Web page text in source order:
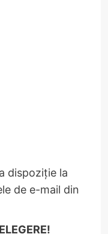
dispoziţie la
de e-mail din